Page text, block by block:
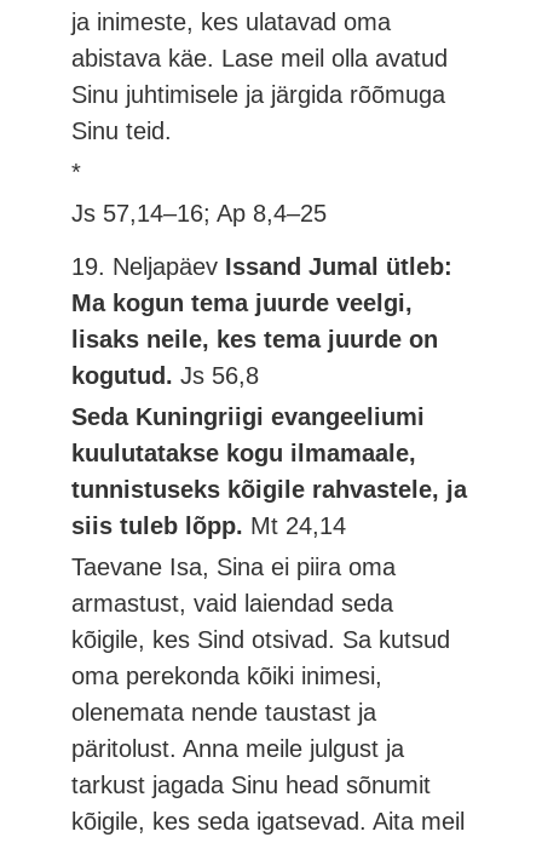
ja inimeste, kes ulatavad oma
abistava käe. Lase meil olla avatud
Sinu juhtimisele ja järgida rõõmuga
Sinu teid.
*
Js 57,14–16; Ap 8,4–25
19. Neljapäev Issand Jumal ütleb:
Ma kogun tema juurde veelgi,
lisaks neile, kes tema juurde on
kogutud.Js 56,8
Seda Kuningriigi evangeeliumi
kuulutatakse kogu ilmamaale,
tunnistuseks kõigile rahvastele, ja
siis tuleb lõpp. Mt 24,14
Taevane Isa, Sina ei piira oma
armastust, vaid laiendad seda
kõigile, kes Sind otsivad. Sa kutsud
oma perekonda kõiki inimesi,
olenemata nende taustast ja
päritolust. Anna meile julgust ja
tarkust jagada Sinu head sõnumit
kõigile, kes seda igatsevad. Aita meil